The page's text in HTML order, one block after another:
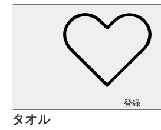
登録
タオル